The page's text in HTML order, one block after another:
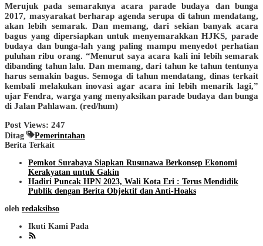
Merujuk pada semaraknya acara parade budaya dan bunga
2017, masyarakat berharap agenda serupa di tahun mendatang,
akan lebih semarak. Dan memang, dari sekian banyak acara
bagus yang dipersiapkan untuk menyemarakkan HJKS, parade
budaya dan bunga-lah yang paling mampu menyedot perhatian
puluhan ribu orang. “Menurut saya acara kali ini lebih semarak
dibanding tahun lalu. Dan memang, dari tahun ke tahun tentunya
harus semakin bagus. Semoga di tahun mendatang, dinas terkait
kembali melakukan inovasi agar acara ini lebih menarik lagi,”
ujar Fendra, warga yang menyaksikan parade budaya dan bunga
di Jalan Pahlawan. (red/hum)
Post Views: 247
Ditag
Pemerintahan
Berita Terkait
Pemkot Surabaya Siapkan Rusunawa Berkonsep Ekonomi
Kerakyatan untuk Gakin
Hadiri Puncak HPN 2023, Wali Kota Eri : Terus Mendidik
Publik dengan Berita Objektif dan Anti-Hoaks
oleh redaksibso
Ikuti Kami Pada